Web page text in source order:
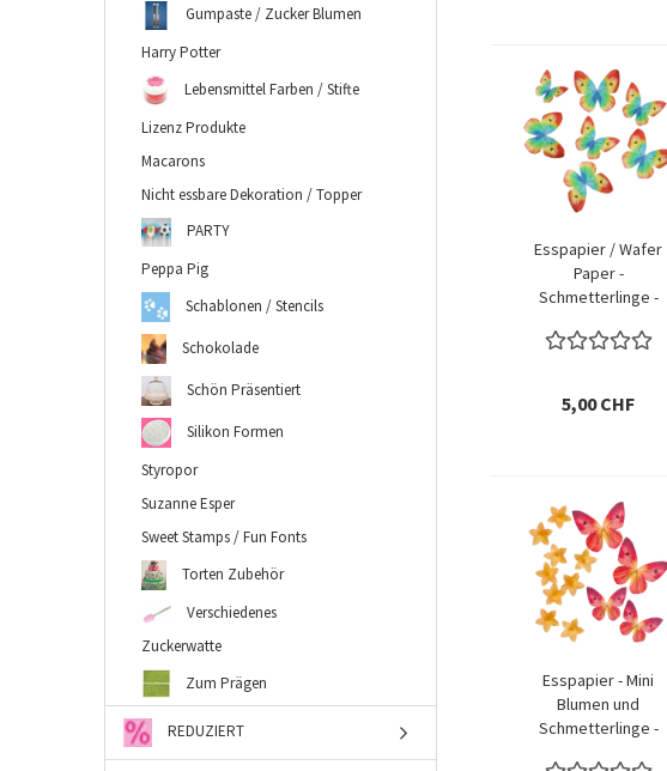
Esspapier / Wafer
Paper -
Schmetterlinge -
5,00 CHF
Esspapier - Mini
Blumen und
Schmetterlinge -
Gumpaste / Zucker Blumen
Harry Potter
Lebensmittel Farben / Stifte
Lizenz Produkte
Macarons
Nicht essbare Dekoration / Topper
PARTY
Peppa Pig
Schablonen / Stencils
Schokolade
Schön Präsentiert
Silikon Formen
Styropor
Suzanne Esper
Sweet Stamps / Fun Fonts
Torten Zubehör
Verschiedenes
Zuckerwatte
Zum Prägen
REDUZIERT